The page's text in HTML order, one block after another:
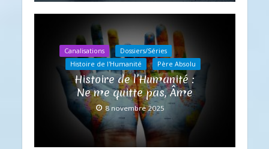
Canalisations
Dossiers/Séries
Histoire de l'Humanité
Père Absolu
Histoire de l’Humanité :
Ne me quitte pas, Âme
8 novembre 2025